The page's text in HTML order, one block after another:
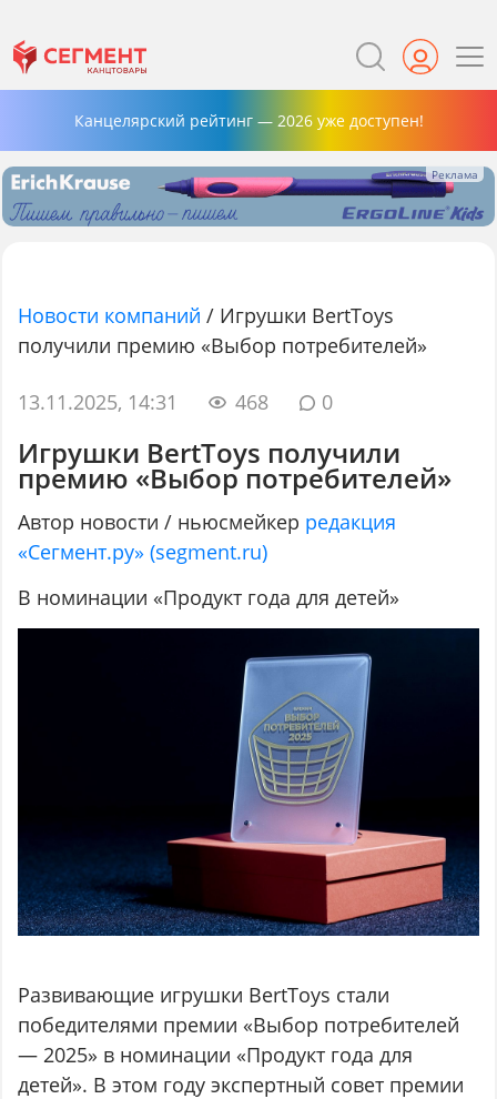
Канцелярский рейтинг — 2026 уже доступен!
Новости компаний / Игрушки BertToys
получили премию «Выбор потребителей»
13.11.2025, 14:31 468 0
Игрушки BertToys получили
премию «Выбор потребителей»
Автор новости / ньюсмейкер редакция
«Сегмент.ру» (segment.ru)
В номинации «Продукт года для детей»
Развивающие игрушки BertToys стали
победителями премии «Выбор потребителей
— 2025» в номинации «Продукт года для
детей». В этом году экспертный совет премии